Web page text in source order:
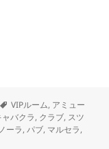
タ
グ
VIPルーム, アミュー
ャバクラ, クラブ, スツ
ノーラ,パブ, マルセラ,